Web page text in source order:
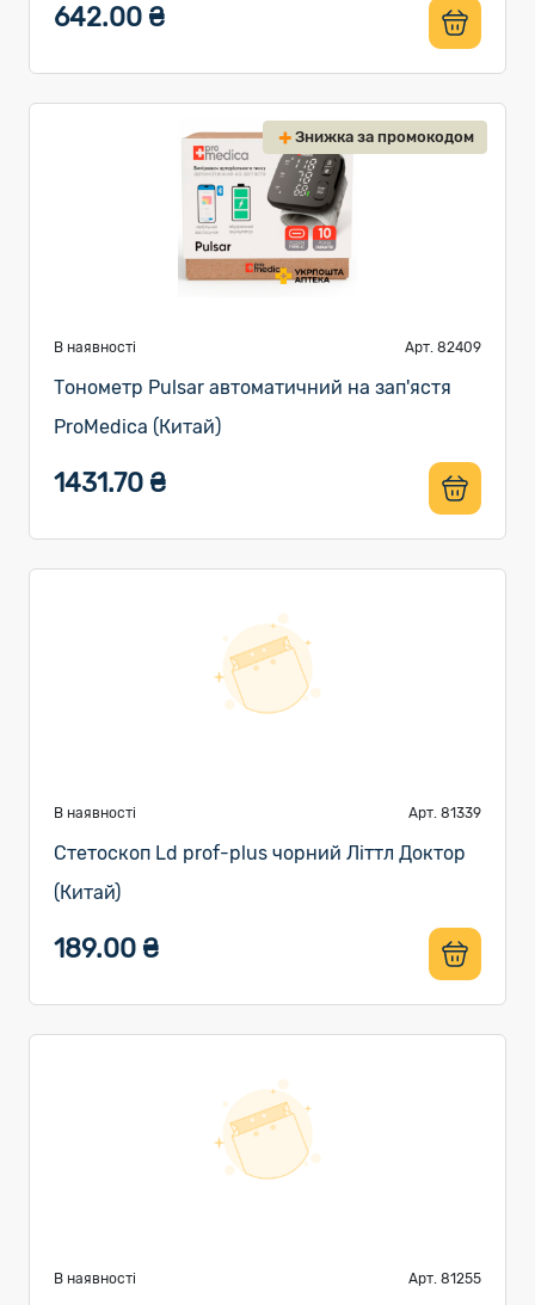
642.00 ₴
Знижка за промокодом
В наявності Арт. 82409
Тонометр Pulsar автоматичний на зап'ястя
ProMedica (Китай)
1431.70 ₴
В наявності Арт. 81339
Стетоскоп Ld prof-plus чорний Літтл Доктор
(Китай)
189.00 ₴
В наявності Арт. 81255